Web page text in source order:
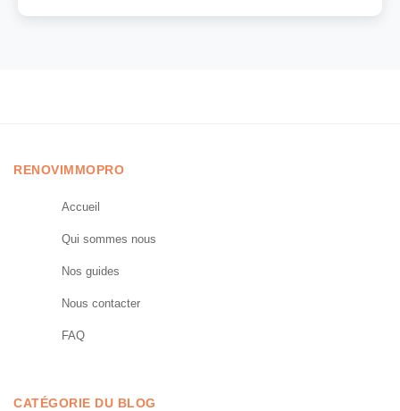
RENOVIMMOPRO
Accueil
Qui sommes nous
Nos guides
Nous contacter
FAQ
CATÉGORIE DU BLOG